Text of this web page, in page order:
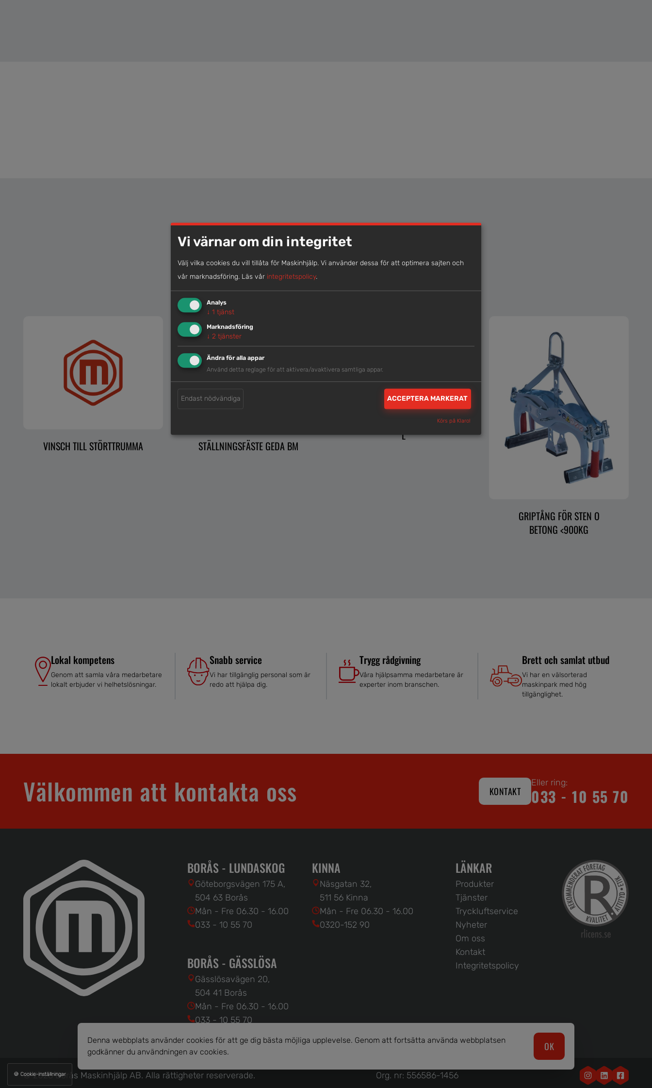
LIKNANDE MASKINER
VINSCH TILL STÖRTTRUMMA STÄLLNINGSFÄSTE GEDA BM
BETONGBASK FÖR VÄGG <750
L
GRIPTÅNG FÖR STEN O
BETONG <900KG
Lokal kompetens
Genom att samla våra medarbetare
lokalt erbjuder vi helhetslösningar.
Snabb service
Vi har tillgänglig personal som är
redo att hjälpa dig.
Trygg rådgivning
Våra hjälpsamma medarbetare är
experter inom branschen.
Brett och samlat utbud
Vi har en välsorterad
maskinpark med hög
tillgänglighet.
Välkommen att kontakta oss KONTAKT
Eller ring:
033 - 10 55 70
BORÅS - LUNDASKOG
Göteborgsvägen 175 A,
504 63 Borås
Mån - Fre 06.30 - 16.00
033 - 10 55 70
KINNA
Näsgatan 32,
511 56 Kinna
Mån - Fre 06.30 - 16.00
0320-152 90
BORÅS - GÄSSLÖSA
Gässlösavägen 20,
504 41 Borås
Mån - Fre 06.30 - 16.00
033 - 10 55 70
LÄNKAR
Produkter
Tjänster
Tryckluftservice
Nyheter
Om oss
Kontakt
Integritetspolicy
© 2026 Borås Maskinhjälp AB. Alla rättigheter reserverade. Org. nr: 556586-1456
Denna webbplats använder cookies för att ge dig bästa möjliga upplevelse. Genom att fortsätta använda webbplatsen
godkänner du användningen av cookies.
OK
Vi värnar om din integritet
Välj vilka cookies du vill tillåta för Maskinhjälp. Vi använder dessa för att optimera sajten och
vår marknadsföring. Läs vår integritetspolicy.
Analys
↓ 1 tjänst
Marknadsföring
↓ 2 tjänster
Ändra för alla appar
Använd detta reglage för att aktivera/avaktivera samtliga appar.
Endast nödvändiga ACCEPTERA MARKERAT
Körs på Klaro!
🍪 Cookie-inställningar